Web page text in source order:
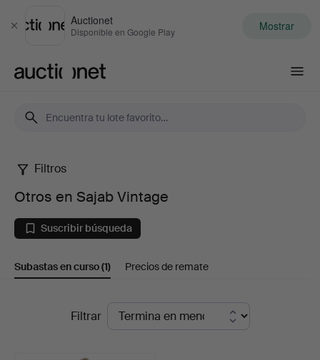
Cerrar
Auctionet
Disponible en Google Play Mostrar
Otros
en
Sajab
Vintage
Filtros
Otros en Sajab Vintage
Suscribir búsqueda
Subastas en curso(1) Precios de remate
SubastasFiltrar